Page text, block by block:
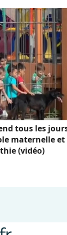
tous les
maternelle
(vidéo)